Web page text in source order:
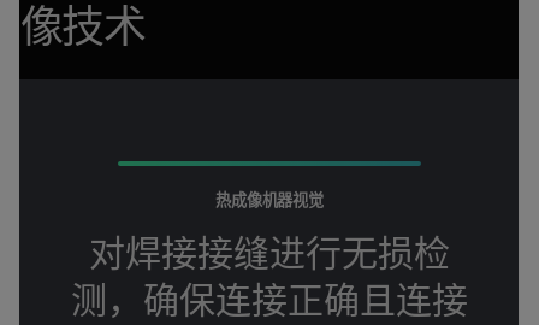
像技术
热成像机器视觉
对焊接接缝进行无损检
测，确保连接正确且连接